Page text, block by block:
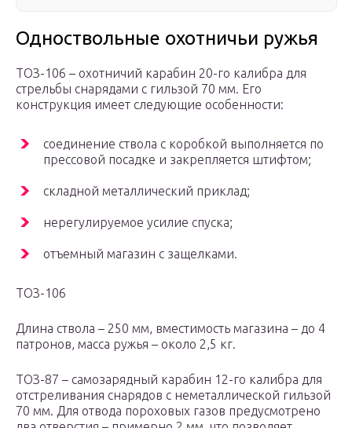
Одноствольные охотничьи ружья
ТОЗ-106 – охотничий карабин 20-го калибра для
стрельбы снарядами с гильзой 70 мм. Его
конструкция имеет следующие особенности:
соединение ствола с коробкой выполняется по
прессовой посадке и закрепляется штифтом;
складной металлический приклад;
нерегулируемое усилие спуска;
отъемный магазин с защелками.
ТОЗ-106
Длина ствола – 250 мм, вместимость магазина – до 4
патронов, масса ружья – около 2,5 кг.
ТОЗ-87 – самозарядный карабин 12-го калибра для
отстреливания снарядов с неметаллической гильзой
70 мм. Для отвода пороховых газов предусмотрено